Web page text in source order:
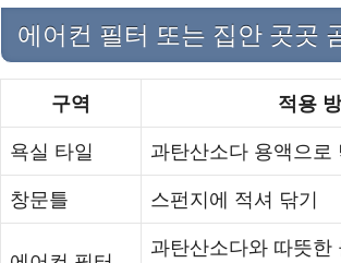
에어컨 필터 또는 집안 곳곳
구역 적용
욕실 타일
과탄산소다 용액으로
창문틀
스펀지에 적셔 닦기
과탄산소다와 따뜻한